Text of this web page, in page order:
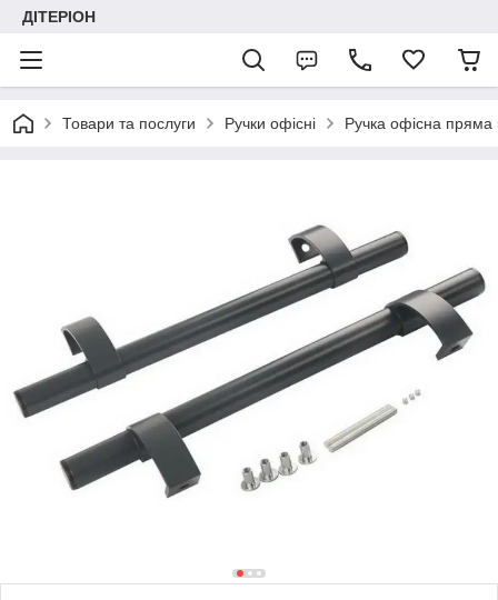
ДІТЕРІОН
Товари та послуги Ручки офісні Ручка офісна